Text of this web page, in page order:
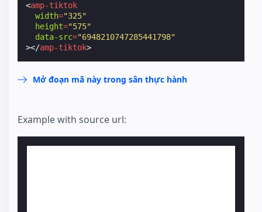
<amp-tiktok
width="325"
height="575"
data-src="6948210747285441798"
></amp-tiktok>
Mở đoạn mã này trong sân thực hành
Example with source url: